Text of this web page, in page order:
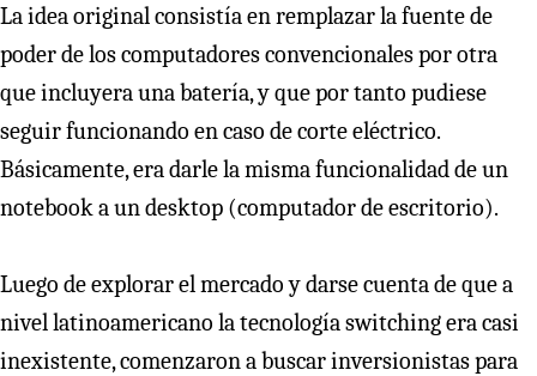
La idea original consistía en remplazar la fuente de
poder de los computadores convencionales por otra
que incluyera una batería, y que por tanto pudiese
seguir funcionando en caso de corte eléctrico.
Básicamente, era darle la misma funcionalidad de un
notebook a un desktop (computador de escritorio).
Luego de explorar el mercado y darse cuenta de que a
nivel latinoamericano la tecnología switching era casi
inexistente, comenzaron a buscar inversionistas para